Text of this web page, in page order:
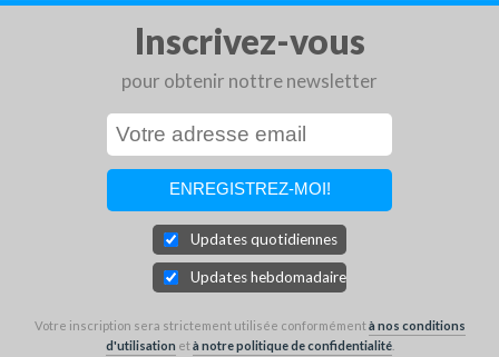
Inscrivez-vous
pour obtenir nottre newsletter
Updates quotidiennes
Updates hebdomadaires
Votre inscription sera strictement utilisée conformémentà nos conditions
d'utilisation età notre politique de confidentialité.